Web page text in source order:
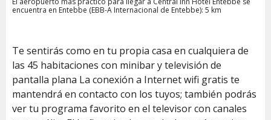
encuentra en Entebbe (EBB-A Internacional de Entebbe): 5 km
Te sentirás como en tu propia casa en cualquiera de
las 45 habitaciones con minibar y televisión de
pantalla plana La conexión a Internet wifi gratis te
mantendrá en contacto con los tuyos; también podrás
ver tu programa favorito en el televisor con canales